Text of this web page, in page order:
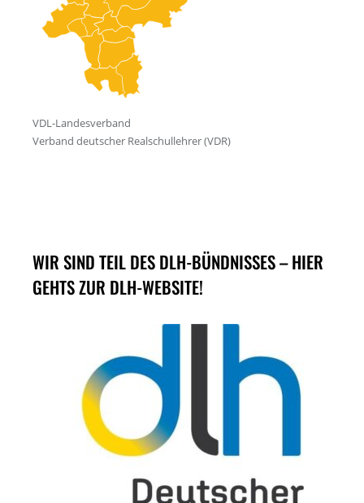
WIR SIND TEIL DES DLH-BÜNDNISSES – HIER
GEHTS ZUR DLH-WEBSITE!